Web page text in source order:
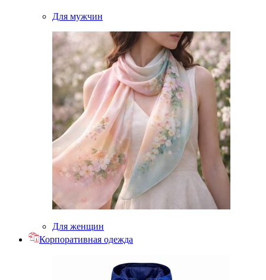
Для мужчин
Для женщин
Корпоративная одежда